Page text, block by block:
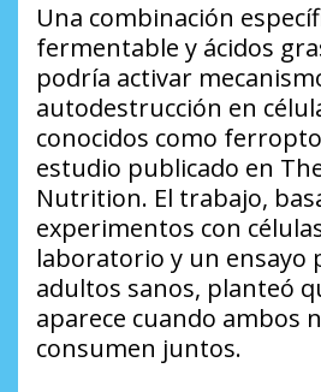
Una combinación
fermentable y ácidos
podría activar
autodestrucción en
conocidos como
estudio publicado en
Nutrition. El trabajo,
experimentos con
laboratorio y un ensayo
adultos sanos, planteó
aparece cuando ambos
consumen juntos.